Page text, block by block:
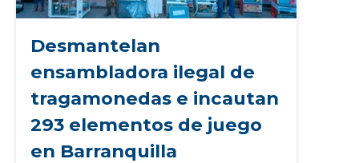
Desmantelan
ensambladora ilegal de
tragamonedas e incautan
293 elementos de juego
en Barranquilla